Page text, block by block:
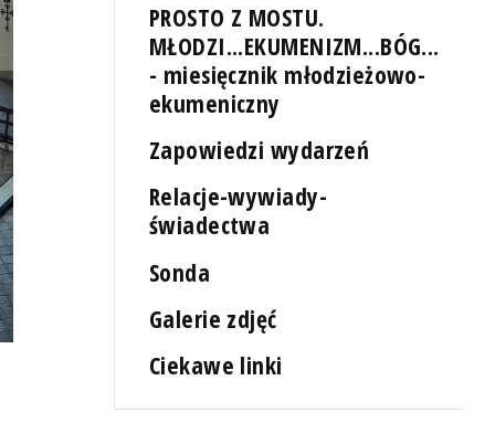
Fot. Archiwum prywatne
PROSTO Z MOSTU.
MŁODZI...EKUMENIZM...BÓG...
- miesięcznik młodzieżowo-
ekumeniczny
Zapowiedzi wydarzeń
Relacje-wywiady-
świadectwa
Sonda
Galerie zdjęć
Ciekawe linki